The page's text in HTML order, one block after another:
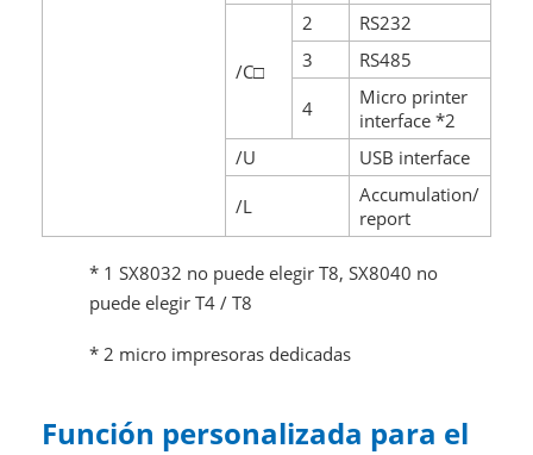
/C□
2
RS232
3
RS485
4
Micro printer
interface *2
/U
USB interface
/L
Accumulation/
report
* 1 SX8032 no puede elegir T8, SX8040 no
puede elegir T4 / T8
* 2 micro impresoras dedicadas
Función personalizada para el